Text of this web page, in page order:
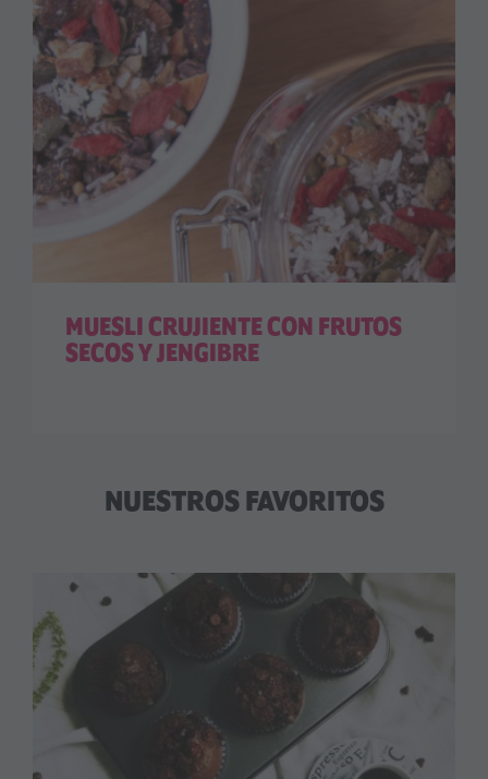
MUESLI CRUJIENTE CON FRUTOS
SECOS Y JENGIBRE
NUESTROS FAVORITOS